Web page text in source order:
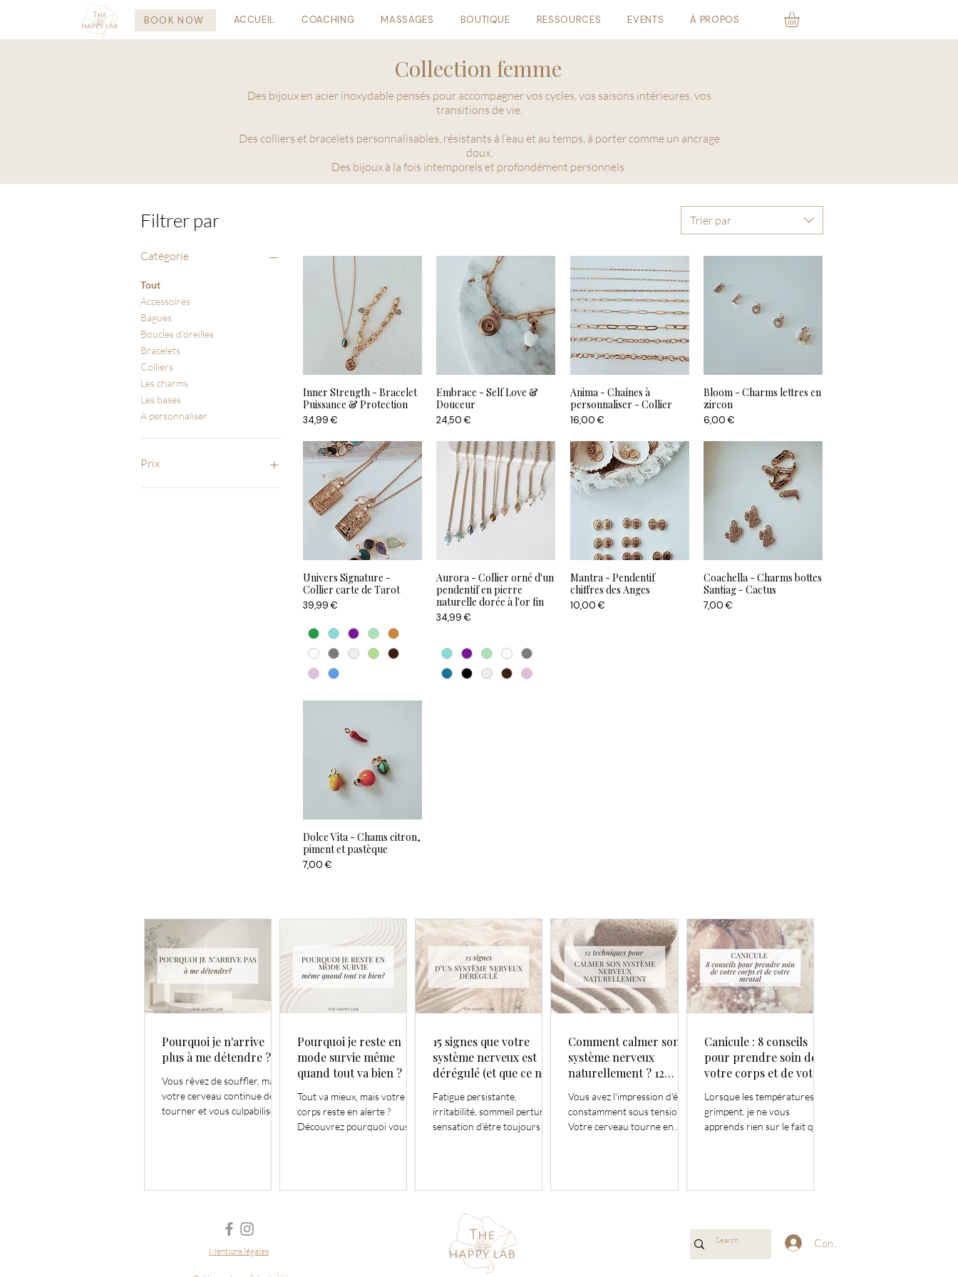
BOOK NOW ACCUEIL COACHING MASSAGES BOUTIQUE RESSOURCES EVENTS À PROPOS
Collection femme
Des bijoux en acier inoxydable pensés pour accompagner vos cycles, vos saisons intérieures, vos
transitions de vie.
Des colliers et bracelets personnalisables, résistants à l’eau et au temps, à porter comme un ancrage
doux.
Des bijoux à la fois intemporels et profondément personnels.
Filtrer par
Catégorie
Tout
Accessoires
Bagues
Boucles d'oreilles
Bracelets
Colliers
Les charms
Les bases
A personnaliser
Prix
Trier par
Inner Strength - Bracelet
Puissance & Protection
Prix
34,99 €
Embrace - Self Love &
Douceur
Prix
24,50 €
Anima - Chaînes à
personnaliser - Collier
Prix
16,00 €
Bloom - Charms lettres en
zircon
Prix
6,00 €
Univers Signature -
Collier carte de Tarot
Prix
39,99 €
Aurora - Collier orné d'un
pendentif en pierre
naturelle dorée à l'or fin
Prix
34,99 €
Mantra - Pendentif
chiffres des Anges
Prix
10,00 €
Coachella - Charms bottes
Santiag - Cactus
Prix
7,00 €
Dolce Vita - Chams citron,
piment et pastèque
Prix
7,00 €
Pourquoi je n'arrive
plus à me détendre ?
Vous rêvez de souffler, mais
votre cerveau continue de
tourner et vous culpabilisez
Pourquoi je reste en
mode survie même
quand tout va bien ?
Tout va mieux, mais votre
corps reste en alerte ?
Découvrez pourquoi vous
15 signes que votre
système nerveux est
dérégulé (et que ce n'est
Fatigue persistante,
irritabilité, sommeil perturbé,
sensation d'être toujours en
Comment calmer son
système nerveux
naturellement ? 12
vraiment
Vous avez l'impression d'être
constamment sous tension.
Votre cerveau tourne en
Canicule : 8 conseils
pour prendre soin de
votre corps et de votre
Lorsque les températures
grimpent, je ne vous
apprends rien sur le fait qu'il
Votre corps travaille pour
maintenir sa température, ce
qui demande de l'énergie et
Mentions légales
Connexion